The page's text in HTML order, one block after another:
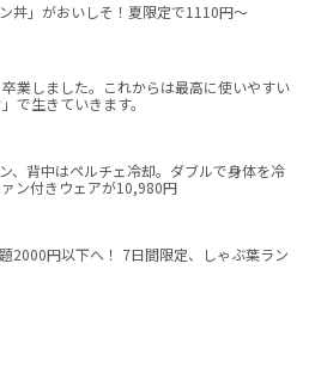
ン丼」がおいしそ！夏限定で1110円～
業しました。これからは最高に使いやすい
で生きていきます。
、背中はペルチェ冷却。ダブルで身体を冷
ン付きウェアが10,980円
題2000円以下へ！ 7日間限定、しゃぶ葉ラン